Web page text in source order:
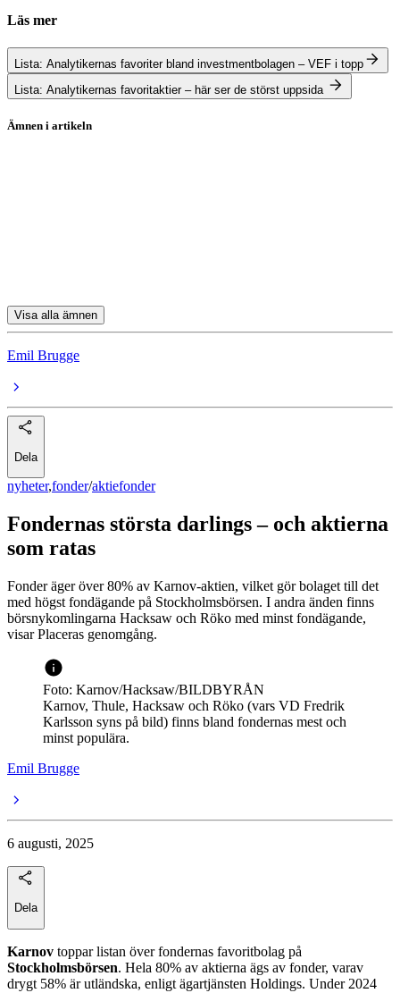
Läs mer
Lista: Analytikernas favoriter bland investmentbolagen – VEF i topp
Lista: Analytikernas favoritaktier – här ser de störst uppsida
Ämnen i artikeln
Visa alla ämnen
Emil Brugge
Dela
nyheter,fonder/aktiefonder
Fondernas största darlings – och aktierna
som ratas
Fonder äger över 80% av Karnov-aktien, vilket gör bolaget till det
med högst fondägande på Stockholmsbörsen. I andra änden finns
börsnykomlingarna Hacksaw och Röko med minst fondägande,
visar Placeras genomgång.
Foto: Karnov/Hacksaw/BILDBYRÅN
Karnov, Thule, Hacksaw och Röko (vars VD Fredrik
Karlsson syns på bild) finns bland fondernas mest och
minst populära.
Emil Brugge
6 augusti, 2025
Dela
Karnov toppar listan över fondernas favoritbolag på
Stockholmsbörsen. Hela 80% av aktierna ägs av fonder, varav
drygt 58% är utländska, enligt ägartjänsten Holdings. Under 2024